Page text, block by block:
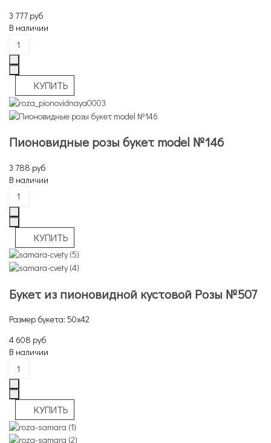
3 777 руб
В наличии
Пионовидные розы букет model №146
3 788 руб
В наличии
Букет из пионовидной кустовой Розы №507
Размер букета: 50х42
4 608 руб
В наличии